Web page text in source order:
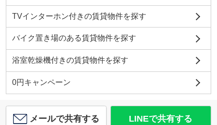
TVインターホン付きの賃貸物件を探す
バイク置き場のある賃貸物件を探す
浴室乾燥機付きの賃貸物件を探す
0円キャンペーン
メールで共有する LINEで共有する